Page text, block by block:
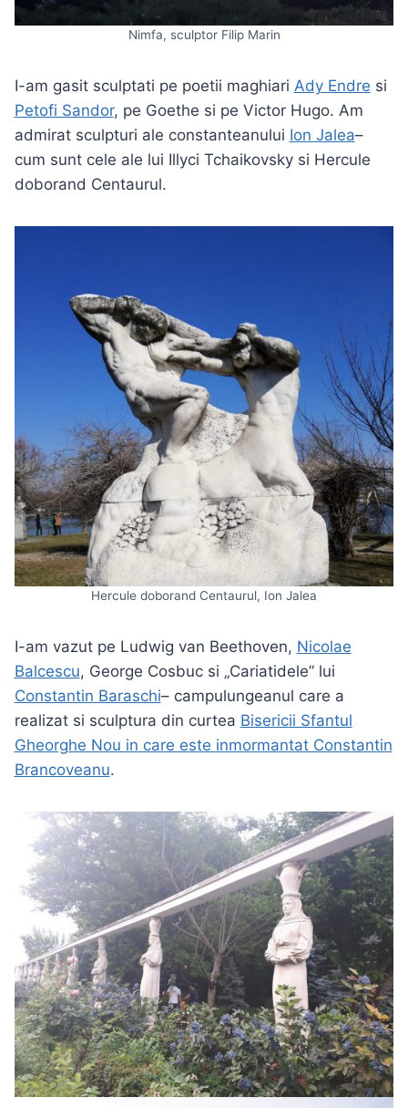
Nimfa, sculptor Filip Marin
I-am gasit sculptati pe poetii maghiari Ady Endre si
Petofi Sandor, pe Goethe si pe Victor Hugo. Am
admirat sculpturi ale constanteanului Ion Jalea–
cum sunt cele ale lui Illyci Tchaikovsky si Hercule
doborand Centaurul.
Hercule doborand Centaurul, Ion Jalea
I-am vazut pe Ludwig van Beethoven, Nicolae
Balcescu, George Cosbuc si „Cariatidele” lui
Constantin Baraschi– campulungeanul care a
realizat si sculptura din curtea Bisericii Sfantul
Gheorghe Nou in care este inmormantat Constantin
Brancoveanu.